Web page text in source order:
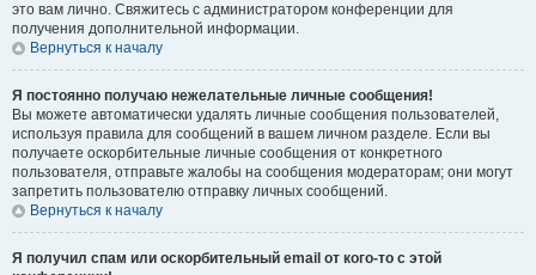
это вам лично. Свяжитесь с администратором конференции для
получения дополнительной информации.
Вернуться к началу
Я постоянно получаю нежелательные личные сообщения!
Вы можете автоматически удалять личные сообщения пользователей,
используя правила для сообщений в вашем личном разделе. Если вы
получаете оскорбительные личные сообщения от конкретного
пользователя, отправьте жалобы на сообщения модераторам; они могут
запретить пользователю отправку личных сообщений.
Вернуться к началу
Я получил спам или оскорбительный email от кого-то с этой